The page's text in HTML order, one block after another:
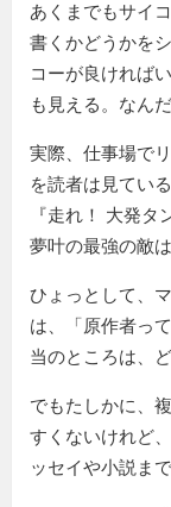
あくまでもサイ
書くかどうかを
コーが良ければ
も見える。なん
実際、仕事場で
を読者は見てい
『走れ！ 大発
夢叶の最強の敵
ひょっとして、
は、「原作者っ
当のところは、
でもたしかに、
すくないけれど
ッセイや小説ま